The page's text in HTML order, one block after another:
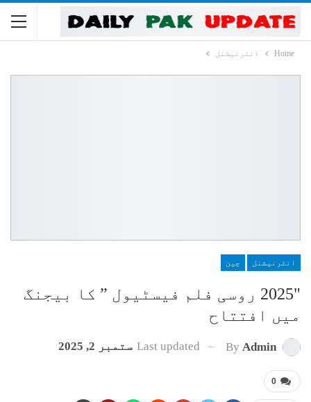
Home انٹرنیشنل
انٹرنیشنل چین
"2025 روسی فلم فیسٹیول ” کا بیجنگ
میں افتتاح
By Admin
Last updated ستمبر 2, 2025
0